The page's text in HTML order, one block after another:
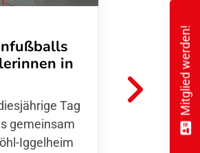
in
Tag
gemeinsam
Iggelheim
01.06.2026
Danke
FFC
Hoffmann
Thomas
den
Mitglied werden!